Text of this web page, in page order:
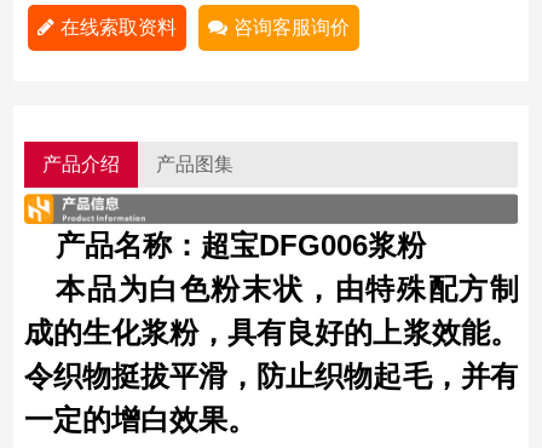
在线索取资料 咨询客服询价
产品介绍 产品图集
产品名称：超宝DFG006浆粉
本品为白色粉末状，由特殊配方制
成的生化浆粉，具有良好的上浆效能。
令织物挺拔平滑，防止织物起毛，并有
一定的增白效果。